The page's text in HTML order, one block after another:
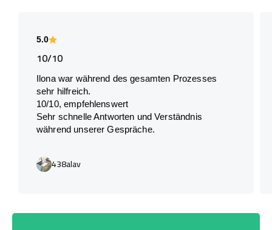
5.0
10/10
Ilona war während des gesamten Prozesses
sehr hilfreich.
10/10, empfehlenswert
Sehr schnelle Antworten und Verständnis
während unserer Gespräche.
438alav